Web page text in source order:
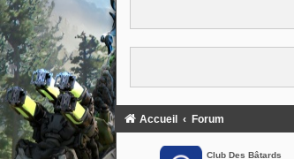
Accueil Forum
Club Des Bâtards